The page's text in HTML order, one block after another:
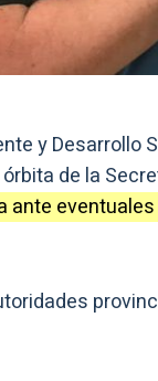
y Desarrollo
de la
ante